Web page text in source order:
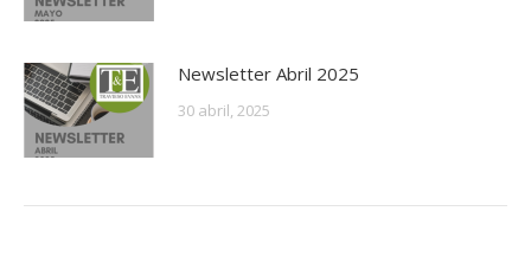
Newsletter Abril 2025
30 abril, 2025